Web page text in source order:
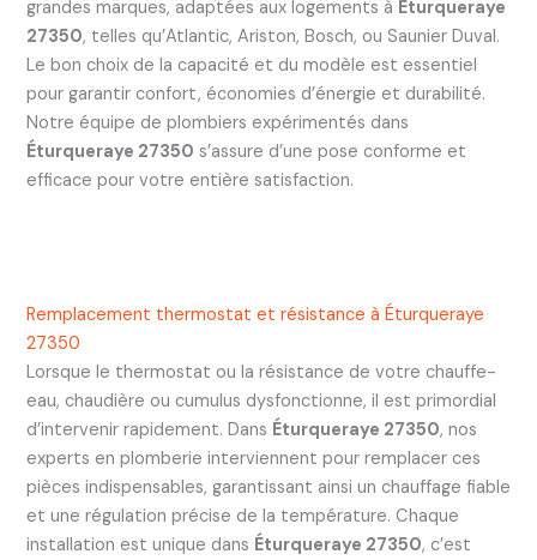
grandes marques, adaptées aux logements à Éturqueraye
27350, telles qu’Atlantic, Ariston, Bosch, ou Saunier Duval.
Le bon choix de la capacité et du modèle est essentiel
pour garantir confort, économies d’énergie et durabilité.
Notre équipe de plombiers expérimentés dans
Éturqueraye 27350 s’assure d’une pose conforme et
efficace pour votre entière satisfaction.
Remplacement thermostat et résistance à Éturqueraye
27350
Lorsque le thermostat ou la résistance de votre chauffe-
eau, chaudière ou cumulus dysfonctionne, il est primordial
d’intervenir rapidement. Dans Éturqueraye 27350, nos
experts en plomberie interviennent pour remplacer ces
pièces indispensables, garantissant ainsi un chauffage fiable
et une régulation précise de la température. Chaque
installation est unique dans Éturqueraye 27350, c’est